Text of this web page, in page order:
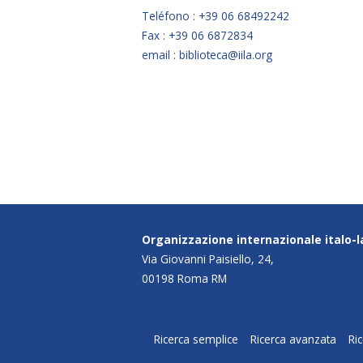
Teléfono : +39 06 68492242
Fax : +39 06 6872834
email : biblioteca@iila.org
Organizzazione internazionale italo-
Via Giovanni Paisiello, 24,
00198 Roma RM
Ricerca semplice Ricerca avanzata